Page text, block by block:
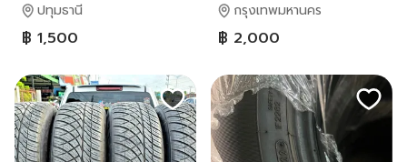
ปทุมธานี
฿ 1,500
กรุงเทพมหานคร
฿ 2,000